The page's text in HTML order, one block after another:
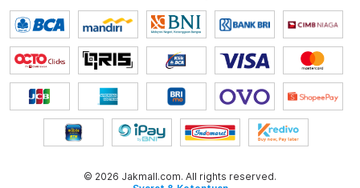
© 2026 Jakmall.com. All rights reserved.